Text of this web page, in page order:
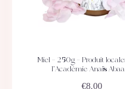
ACHETEZ
Miel – 250g – Produit
l’Académie Anaïs
€8.00